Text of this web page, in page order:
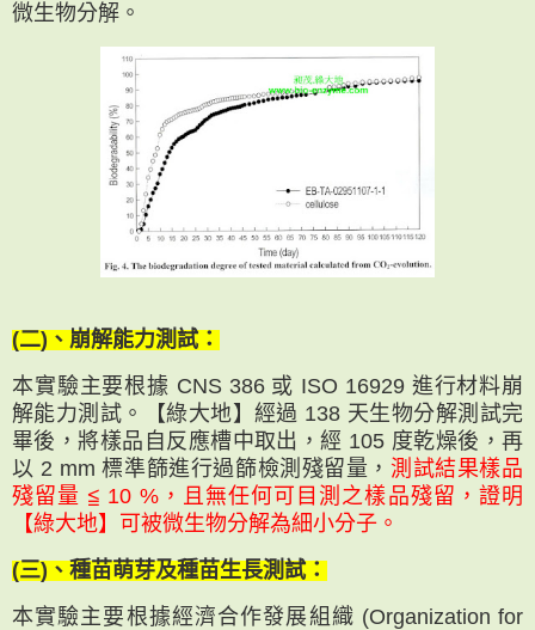
微生物分解。
(二)、崩解能力測試：
本實驗主要根據 CNS 386 或 ISO 16929 進行材料崩
解能力測試。【綠大地】經過 138 天生物分解測試完
畢後，將樣品自反應槽中取出，經 105 度乾燥後，再
以 2 mm 標準篩進行過篩檢測殘留量， 測試結果樣品
殘留量 ≦ 10 %，且無任何可目測之樣品殘留，證明
【綠大地】可被微生物分解為細小分子。
(三)、種苗萌芽及種苗生長測試：
本實驗主要根據經濟合作發展組織 (Organization for